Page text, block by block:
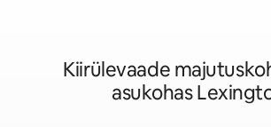
Kiirülevaade
asukohas